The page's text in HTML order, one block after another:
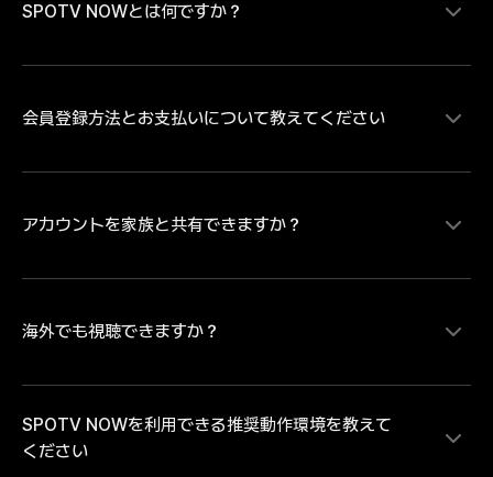
SPOTV NOWとは何ですか？
MLB、サウジ・プロフェッショナルリーグの試合をラ
平ら日本を代表するプレイヤーの試合を中心にレギュラ
配信。MLB日本人選手ダイジェスト映像や試合ハイラ
録をしていただければどなたでも無料で視聴いただけま
登録後に有料会員への登録が必要となります。
会員登録方法とお支払いについて教えてください
SPOTV NOWの有料コンテンツをご視聴いただく場
お支払い方法のご登録にあたり Android端末のアプリか
play決済」 iOS端末のアプリからお支払い方法をご登録
のため、「クレジット/デビットカード、モバイルキャ
パス」の購入をご希望の場合は、SPOTV NOWのWEB
ページからお手続きを進めてください。※ご登録完了後
アカウントを家族と共有できますか？
各アカウントには、1人のユーザーのみがアクセスでき
と、自動的にログアウトされます。
海外でも視聴できますか？
SPOTV NOWは日本向けのサービスです。海外ではご
利用いただけません。中継権と著作権の範囲外にある海
SPOTV NOWを利用できる推奨動作環境を教えて
ください